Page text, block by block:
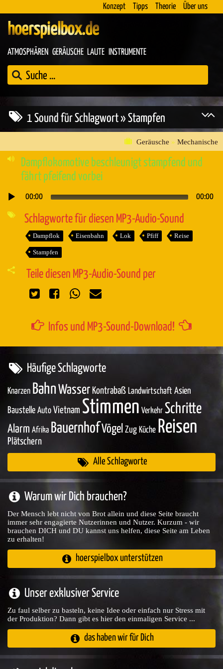
Konzept Tipps Theorie Über uns
hoerspielbox.de
ATMOSPHÄREN GERÄUSCHE LAUTE INSTRUMENTE
1 Sound für Schlagwort » Stampfen
Geräusche » Mechanische
Dampflokomotive beschleunigt stampfend und
fährt pfeifend vorbei
Audio-
00:00 00:00
Schlagworte für diesen MP3-Audio-Sound
Dampflok Eisenbahn Lok Pfiff Reise
Stampfen
Teile diesen MP3-Audio-Sound per
Infos und MP3-Sound-Download!
Häufige Schlagworte
Knarzen BahnWasser Kontrabaß Landwirtschaft Asien
Baustelle Auto Vietnam Stimmen Verkehr Schritte
Alarm Afrika BauernhofVögel Zug Küche Reisen
Plätschern
Alle Schlagworte
Warum wir Dich brauchen?
Der Mensch lebt nicht von Brot allein und diese Seite braucht
immer sehr engagierte Nutzerinnen und Nutzer. Kurzum - wir
brauchen DICH und DU kannst uns helfen, diese Seite am Leben
zu erhalten!
hoerspielbox unterstützen
Unser exklusiver Service
Zu faul selber zu basteln, keine Idee oder einfach nur Stress mit
der Produktion? Dann gibt es hier den einmaligen Service ...
das haben wir für Dich